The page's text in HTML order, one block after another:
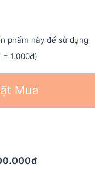
phẩm này để sử dụng
1.000đ)
Mua